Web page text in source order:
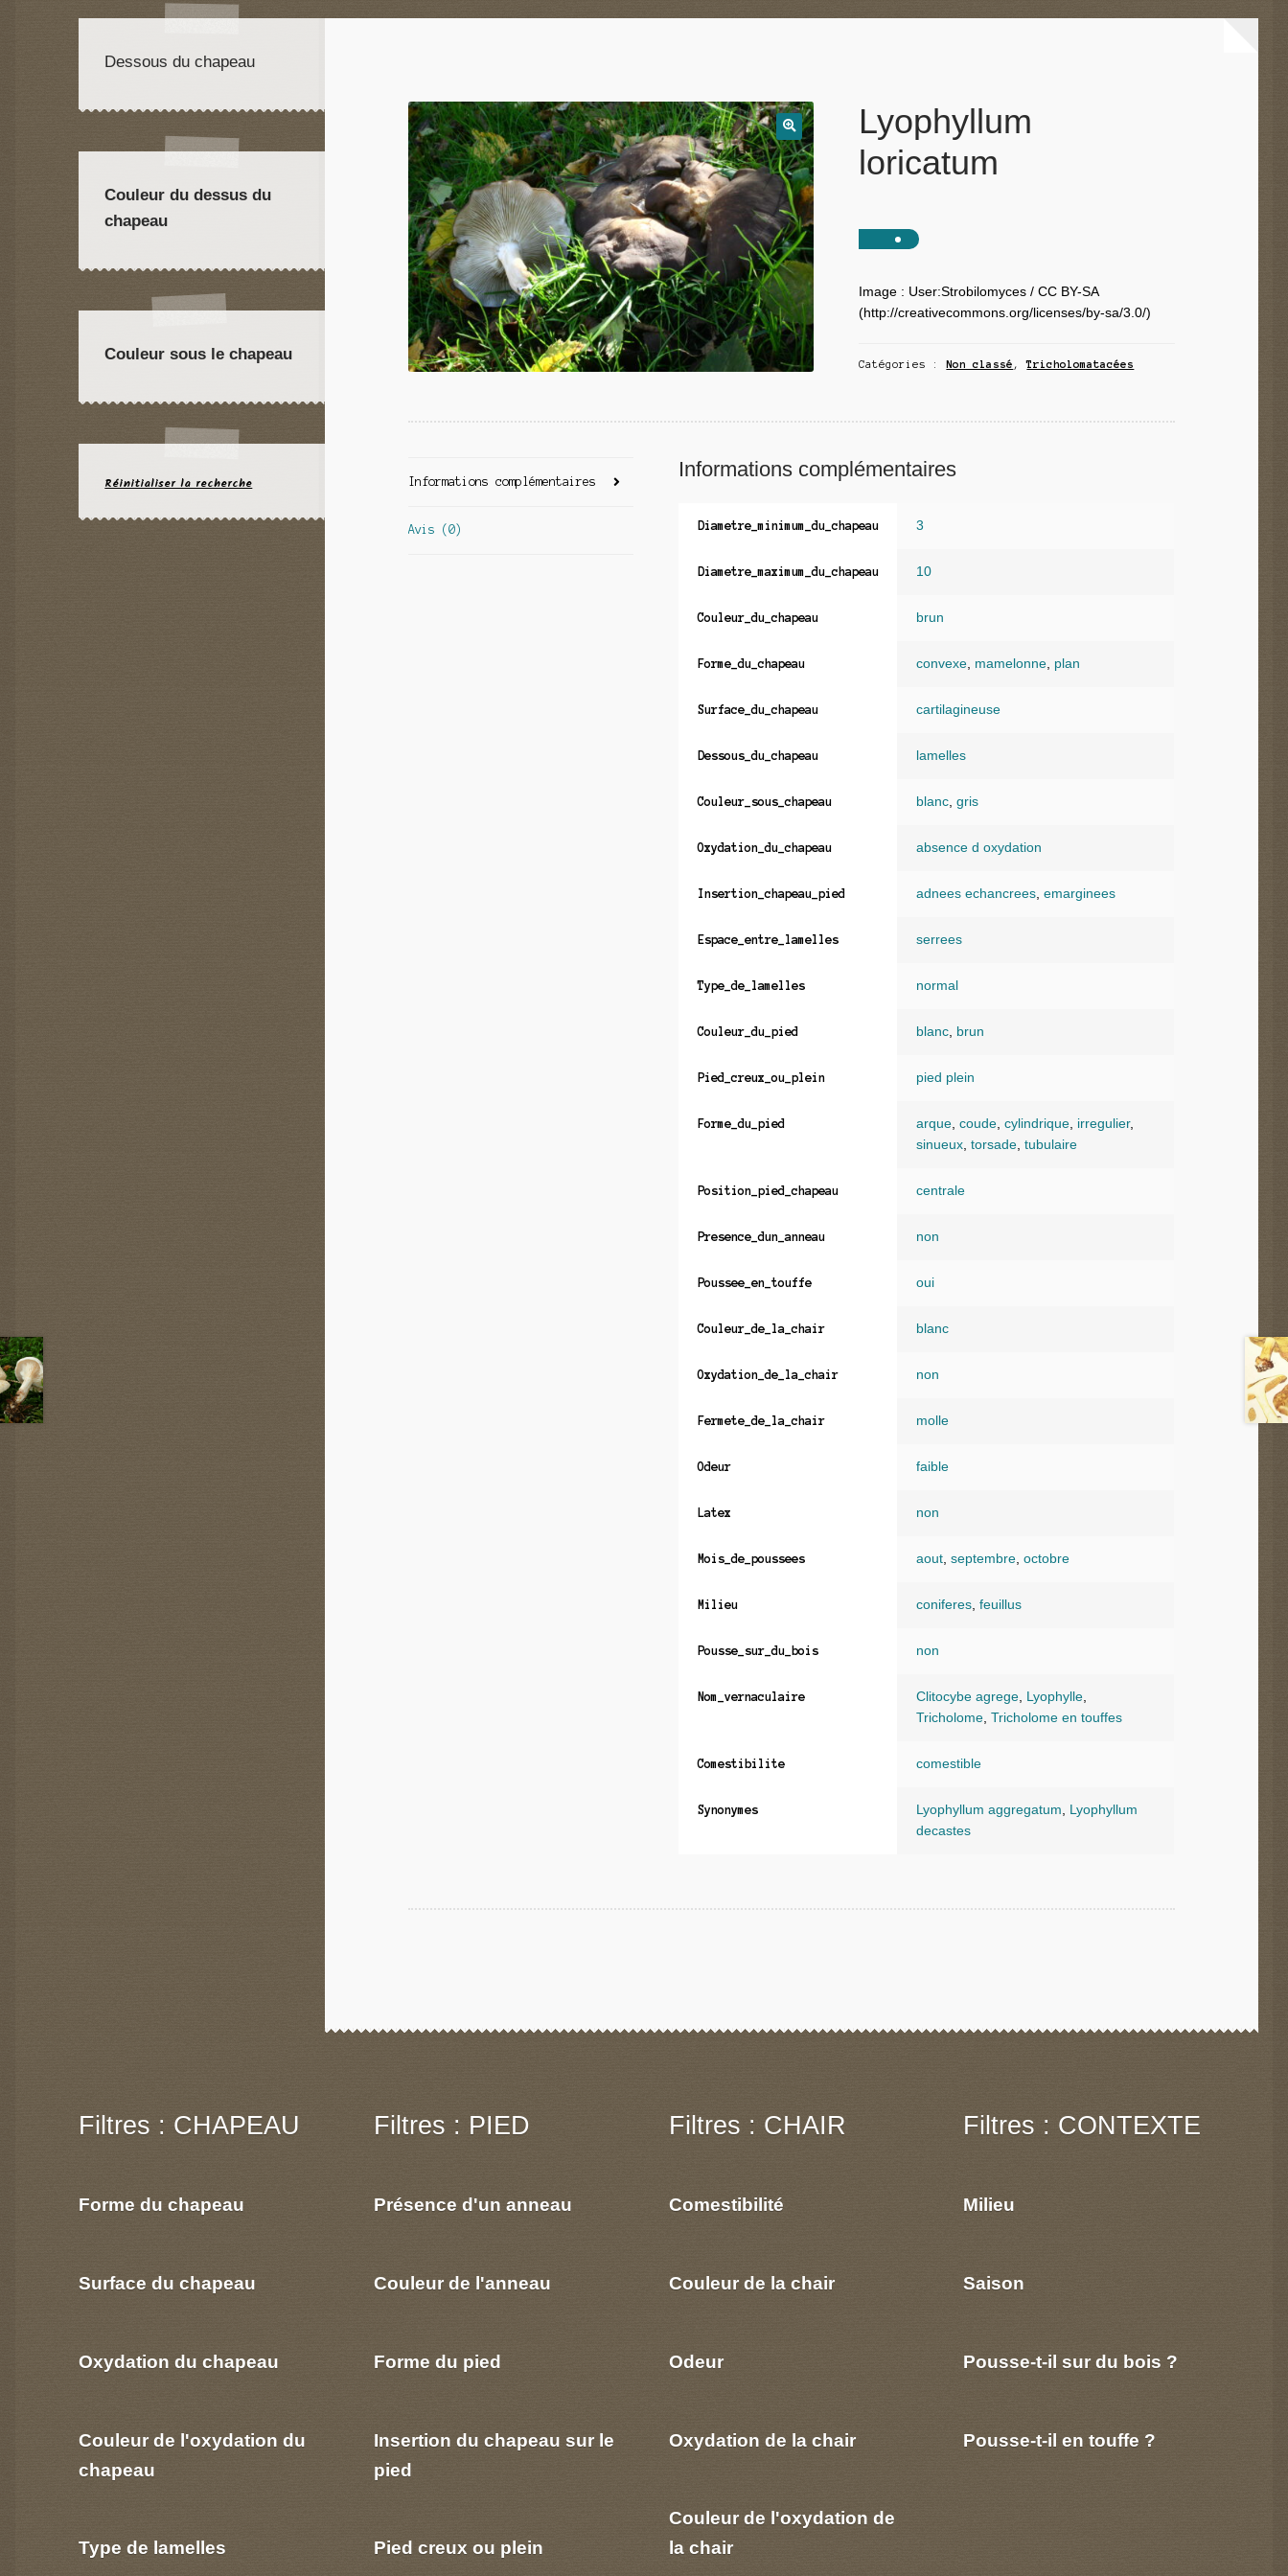
Lyophyllum
loricatum
Image : User:Strobilomyces / CC BY-SA
(http://creativecommons.org/licenses/by-sa/3.0/)
Catégories :Non classé ,Tricholomatacées
Informations complémentaires
Avis (0)
Informations complémentaires
Diametre_minimum_du_chapeau 3
Diametre_maximum_du_chapeau 10
Couleur_du_chapeau brun
Forme_du_chapeau convexe, mamelonne, plan
Surface_du_chapeau cartilagineuse
Dessous_du_chapeau lamelles
Couleur_sous_chapeau blanc, gris
Oxydation_du_chapeau absence d oxydation
Insertion_chapeau_pied adnees echancrees, emarginees
Espace_entre_lamelles serrees
Type_de_lamelles normal
Couleur_du_pied blanc, brun
Pied_creux_ou_plein pied plein
Forme_du_pied arque, coude, cylindrique, irregulier,
sinueux, torsade, tubulaire
Position_pied_chapeau centrale
Presence_dun_anneau non
Poussee_en_touffe oui
Couleur_de_la_chair blanc
Oxydation_de_la_chair non
Fermete_de_la_chair molle
Odeur faible
Latex non
Mois_de_poussees aout, septembre, octobre
Milieu coniferes, feuillus
Pousse_sur_du_bois non
Nom_vernaculaire Clitocybe agrege, Lyophylle,
Tricholome, Tricholome en touffes
Comestibilite comestible
Synonymes Lyophyllum aggregatum, Lyophyllum
decastes
Dessous du chapeau
Couleur du dessus du
chapeau
Couleur sous le chapeau
Réinitialiser la recherche
Filtres : CHAPEAU
Forme du chapeau
Surface du chapeau
Oxydation du chapeau
Couleur de l'oxydation du
chapeau
Type de lamelles
Filtres : PIED
Présence d'un anneau
Couleur de l'anneau
Forme du pied
Insertion du chapeau sur le
pied
Pied creux ou plein
Filtres : CHAIR
Comestibilité
Couleur de la chair
Odeur
Oxydation de la chair
Couleur de l'oxydation de
la chair
Filtres : CONTEXTE
Milieu
Saison
Pousse-t-il sur du bois ?
Pousse-t-il en touffe ?